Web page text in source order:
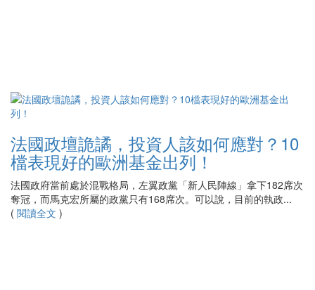
法國政壇詭譎，投資人該如何應對？10
檔表現好的歐洲基金出列！
法國政府當前處於混戰格局，左翼政黨「新人民陣線」拿下182席次
奪冠，而馬克宏所屬的政黨只有168席次。可以說，目前的執政...
( 閱讀全文 )